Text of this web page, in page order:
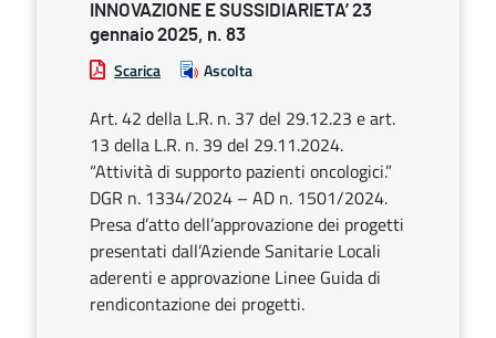
INNOVAZIONE E SUSSIDIARIETA’ 23
gennaio 2025, n. 83
Scarica Ascolta
Art. 42 della L.R. n. 37 del 29.12.23 e art.
13 della L.R. n. 39 del 29.11.2024.
“Attività di supporto pazienti oncologici.”
DGR n. 1334/2024 – AD n. 1501/2024.
Presa d’atto dell’approvazione dei progetti
presentati dall’Aziende Sanitarie Locali
aderenti e approvazione Linee Guida di
rendicontazione dei progetti.